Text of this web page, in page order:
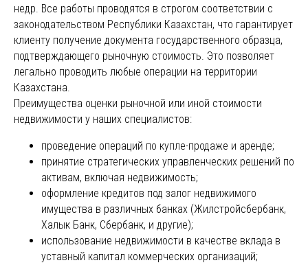
недр. Все работы проводятся в строгом соответствии с
законодательством Республики Казахстан, что гарантирует
клиенту получение документа государственного образца,
подтверждающего рыночную стоимость. Это позволяет
легально проводить любые операции на территории
Казахстана.
Преимущества оценки рыночной или иной стоимости
недвижимости у наших специалистов:
проведение операций по купле-продаже и аренде;
принятие стратегических управленческих решений по
активам, включая недвижимость;
оформление кредитов под залог недвижимого
имущества в различных банках (Жилстройсбербанк,
Халык Банк, Сбербанк, и другие);
использование недвижимости в качестве вклада в
уставный капитал коммерческих организаций;